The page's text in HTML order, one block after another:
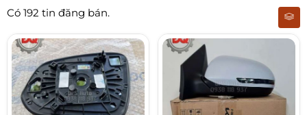
Có 192 tin đăng bán.